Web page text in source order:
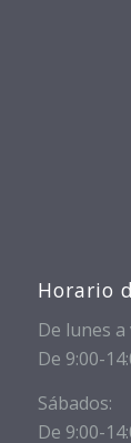
Horario
De lunes a
De 9:00-
Sábados:
De 9:00-